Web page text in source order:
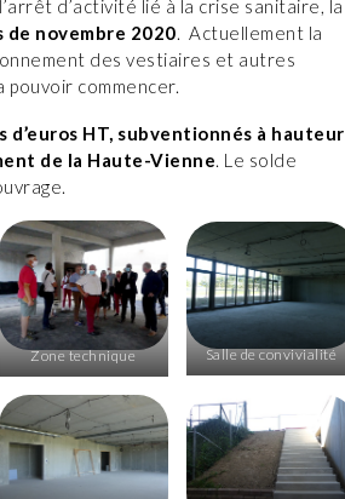
d’activité lié à la crise sanitaire, la
de novembre 2020. Actuellement la
des vestiaires et autres
pouvoir commencer.
d’euros HT, subventionnés à hauteur
de la Haute-Vienne. Le solde
Zone technique Salle de convivialité